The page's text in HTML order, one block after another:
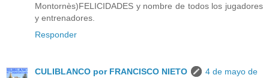
Montornès)FELICIDADES y nombre de todos los jugadores
y entrenadores.
Responder
CULIBLANCO por FRANCISCO NIETO
4 de mayo de